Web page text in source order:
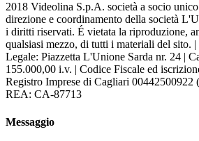
2018 Videolina S.p.A. società a socio
direzione e coordinamento della società
i diritti riservati. É vietata la riproduzione,
qualsiasi mezzo, di tutti i materiali del sito.
Legale: Piazzetta L'Unione Sarda nr. 24 |
155.000,00 i.v. | Codice Fiscale ed
Registro Imprese di Cagliari 00442500922
REA: CA-87713
Messaggio